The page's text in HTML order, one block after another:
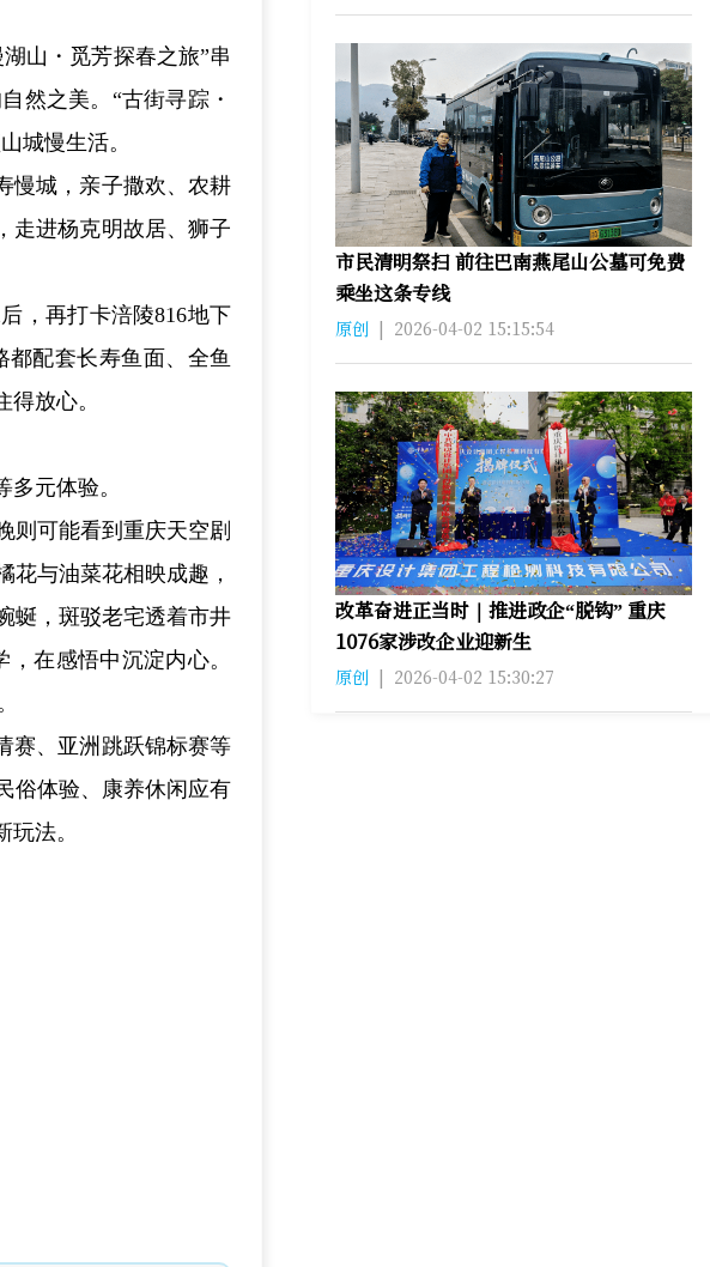
山・觅芳探春之旅”串
然之美。“古街寻踪・
城慢生活。
慢城，亲子撒欢、农耕
走进杨克明故居、狮子
，再打卡涪陵816地下
配套长寿鱼面、全鱼
放心。
元体验。
则可能看到重庆天空剧
与油菜花相映成趣，
蜒，斑驳老宅透着市井
在感悟中沉淀内心。
赛、亚洲跳跃锦标赛等
俗体验、康养休闲应有
法。
市民清明祭扫 前往巴南燕尾山公墓可免费
乘坐这条专线
原创 | 2026-04-02 15:15:54
改革奋进正当时｜推进政企“脱钩” 重庆
1076家涉改企业迎新生
原创 | 2026-04-02 15:30:27